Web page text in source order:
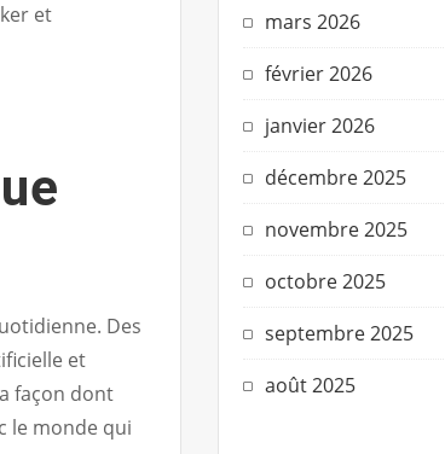
et
Des
et
façon dont
le monde qui
mars 2026
février 2026
janvier 2026
décembre 2025
novembre 2025
octobre 2025
septembre 2025
août 2025